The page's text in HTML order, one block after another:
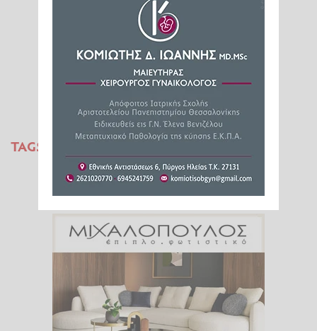
TAGS:
ΟΛΥΜΠΙΑ ΟΔΟΣ
ΙΟΑΣ ΠΑΝΟΣ ΜΥΛΩΝΑΣ
PIT STOP ΟΔΙΚΗΣ ΑΣΦΑΛΕΙΑΣ